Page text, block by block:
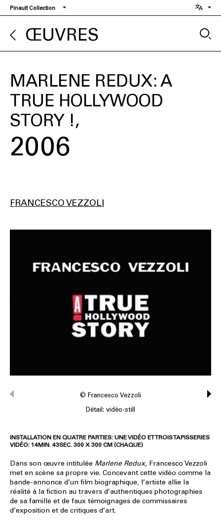
Aller
au
contenu
principal
Pinault Collection
ŒUVRES
MARLENE REDUX: A
TRUE HOLLYWOOD
STORY !
2006
FRANCESCO VEZZOLI
© Francesco Vezzoli
Détail: vidéo-still
INSTALLATION EN QUATRE PARTIES: UNE VIDÉO ET TROIS TAPISSERIES
VIDÉO: 14MIN. 43SEC. 300 X 300 CM (CHAQUE)
Dans son œuvre intitulée Marlene Redux, Francesco Vezzoli
met en scène sa propre vie. Concevant cette vidéo comme la
bande-annonce d’un film biographique, l’artiste allie la
réalité à la fiction au travers d’authentiques photographies
de sa famille et de faux témoignages de commissaires
d’exposition et de critiques d’art.